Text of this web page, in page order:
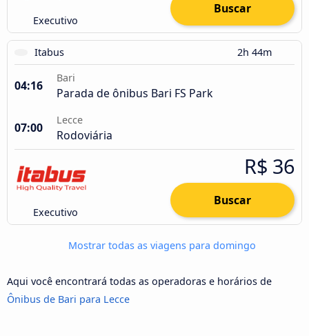
Executivo
Buscar
Itabus 2h 44m
04:16
Bari
Parada de ônibus Bari FS Park
07:00
Lecce
Rodoviária
Executivo
R$ 36
Buscar
Mostrar todas as viagens para domingo
Aqui você encontrará todas as operadoras e horários de
Ônibus de Bari para Lecce